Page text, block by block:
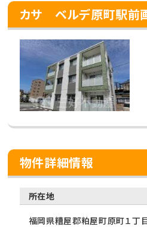
カサ ベルデ原町駅前
物件詳細情報
所在地
福岡県糟屋郡粕屋町原町１丁